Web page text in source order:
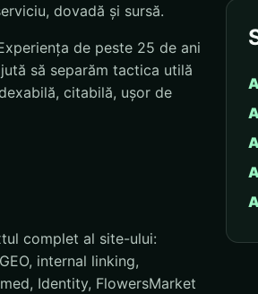
dovadă și sursă.
de peste 25 de ani
să separăm tactica utilă
citabilă, ușor de
complet al site-ului:
internal linking,
Identity, FlowersMarket